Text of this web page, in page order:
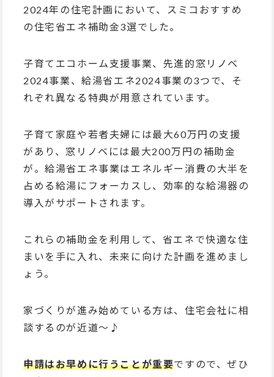
2024年の住宅計画において、スミコおすすめ
の住宅省エネ補助金3選でした。
子育てエコホーム支援事業、先進的窓リノベ
2024事業、給湯省エネ2024事業の3つで、そ
れぞれ異なる特典が用意されています。
子育て家庭や若者夫婦には最大60万円の支援
があり、窓リノベには最大200万円の補助金
が。給湯省エネ事業はエネルギー消費の大半を
占める給湯にフォーカスし、効率的な給湯器の
導入がサポートされます。
これらの補助金を利用して、省エネで快適な住
まいを手に入れ、未来に向けた計画を進めまし
ょう。
家づくりが進み始めている方は、住宅会社に相
談するのが近道～♪
申請はお早めに行うことが重要ですので、ぜひ